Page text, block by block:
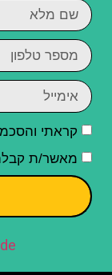
קראתי
מאשר/ת קבלת